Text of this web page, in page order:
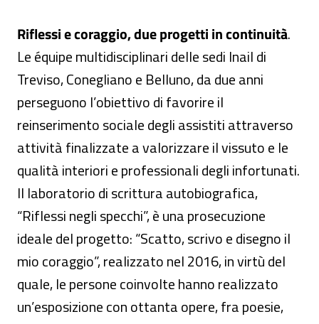
Riflessi e coraggio, due progetti in continuità.
Le équipe multidisciplinari delle sedi Inail di
Treviso, Conegliano e Belluno, da due anni
perseguono l’obiettivo di favorire il
reinserimento sociale degli assistiti attraverso
attività finalizzate a valorizzare il vissuto e le
qualità interiori e professionali degli infortunati.
Il laboratorio di scrittura autobiografica,
“Riflessi negli specchi”, è una prosecuzione
ideale del progetto: “Scatto, scrivo e disegno il
mio coraggio”, realizzato nel 2016, in virtù del
quale, le persone coinvolte hanno realizzato
un’esposizione con ottanta opere, fra poesie,